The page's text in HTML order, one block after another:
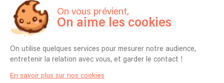
spécifique pour mon événement ?
Oui
dans les vidéos sera-t-elle la même ?
On vous prévient,
On aime les cookies
On utilise quelques services pour mesurer notre audience,
entretenir la relation avec vous, et garder le contact !
En savoir plus sur nos cookies